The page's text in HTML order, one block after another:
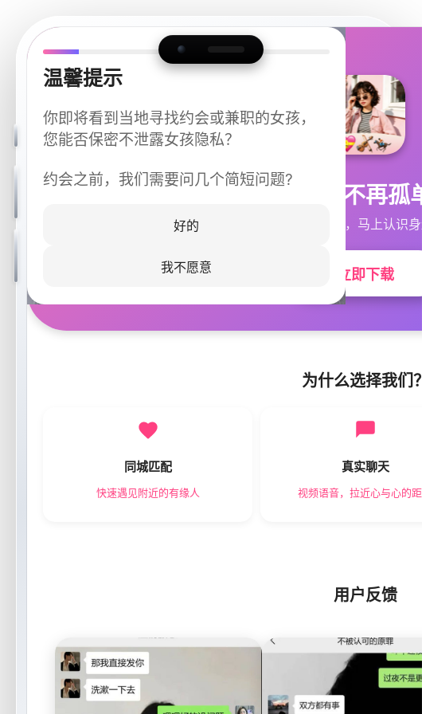
温馨提示
你即将看到当地寻找约会或兼职的女孩，
您能否保密不泄露女孩隐私？
约会之前，我们需要问几个简短问题?
好的
我不愿意
今晚不再孤单
同城快速匹配，马上认识身
立即下载
为什么选择我们？
同城匹配
快速遇见附近的有缘人
真实聊天
视频语音，拉近心与心的距
用户反馈